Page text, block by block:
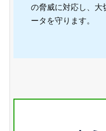
の脅威に対応し、大
ータを守ります。